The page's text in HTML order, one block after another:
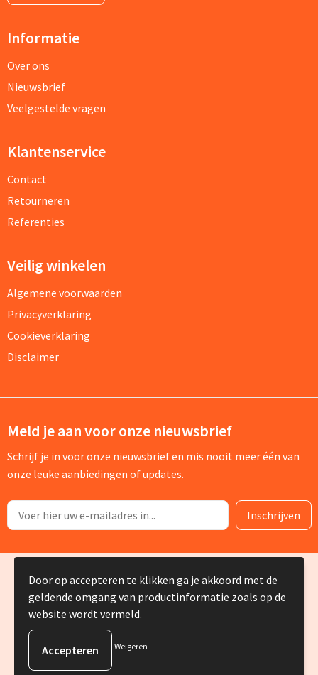
Informatie
Over ons
Nieuwsbrief
Veelgestelde vragen
Klantenservice
Contact
Retourneren
Referenties
Veilig winkelen
Algemene voorwaarden
Privacyverklaring
Cookieverklaring
Disclaimer
Meld je aan voor onze nieuwsbrief
Schrijf je in voor onze nieuwsbrief en mis nooit meer één van
onze leuke aanbiedingen of updates.
© Copyright Silvia Bruin reclame-advies 2025
Door op accepteren te klikken ga je akkoord met de
geldende omgang van productinformatie zoals op de
website wordt vermeld.
Weigeren